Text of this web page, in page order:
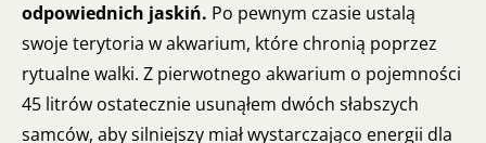
odpowiednich jaskiń. Po pewnym czasie ustalą
swoje terytoria w akwarium, które chronią poprzez
rytualne walki. Z pierwotnego akwarium o pojemności
45 litrów ostatecznie usunąłem dwóch słabszych
samców, aby silniejszy miał wystarczająco energii dla